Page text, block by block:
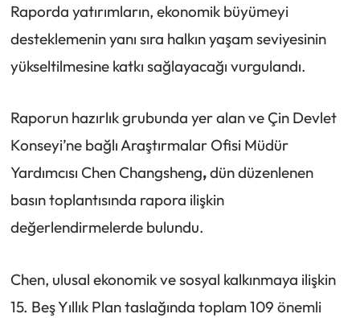
Raporda yatırımların, ekonomik büyümeyi
desteklemenin yanı sıra halkın yaşam seviyesinin
yükseltilmesine katkı sağlayacağı vurgulandı.
Raporun hazırlık grubunda yer alan ve Çin Devlet
Konseyi’ne bağlı Araştırmalar Ofisi Müdür
Yardımcısı Chen Changsheng,dün düzenlenen
basın toplantısında rapora ilişkin
değerlendirmelerde bulundu.
Chen, ulusal ekonomik ve sosyal kalkınmaya ilişkin
15. Beş Yıllık Plan taslağında toplam 109 önemli